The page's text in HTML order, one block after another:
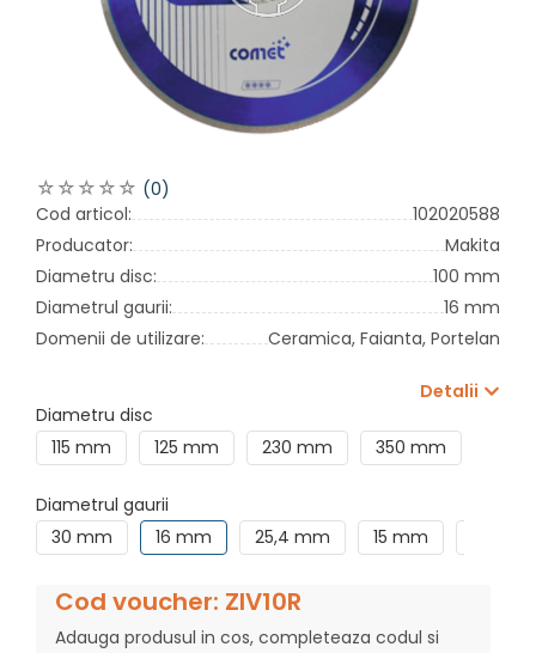
(0)
Cod articol:
102020588
Producator:
Makita
Diametru disc:
100 mm
Diametrul gaurii:
16 mm
Domenii de utilizare:
Ceramica, Faianta, Portelan
Detalii
Diametru disc
115 mm
125 mm 230 mm 350 mm
Diametrul gaurii
30 mm
16 mm 25,4 mm 15 mm
Cod voucher: ZIV10R
Adauga produsul in cos, completeaza codul si